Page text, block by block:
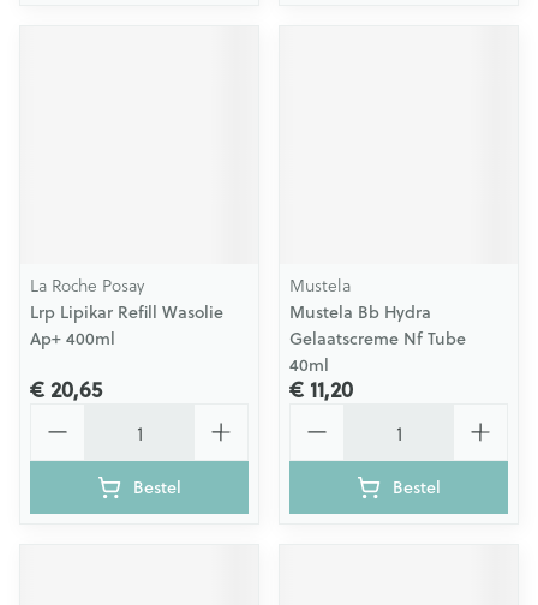
La Roche Posay
Lrp Lipikar Refill Wasolie
Ap+ 400ml
€ 20,65
Bestel
Mustela
Mustela Bb Hydra
Gelaatscreme Nf Tube
40ml
€ 11,20
Bestel